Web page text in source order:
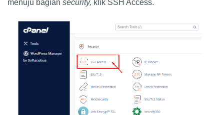
menuju bagian security, klik SSH Access.